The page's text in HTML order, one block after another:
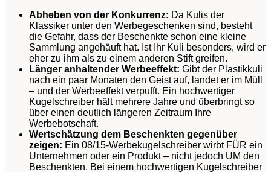
Abheben von der Konkurrenz: Da Kulis der
Klassiker unter den Werbegeschenken sind, besteht
die Gefahr, dass der Beschenkte schon eine kleine
Sammlung angehäuft hat. Ist Ihr Kuli besonders, wird er
eher zu ihm als zu einem anderen Stift greifen.
Länger anhaltender Werbeeffekt: Gibt der Plastikkuli
nach ein paar Monaten den Geist auf, landet er im Müll
– und der Werbeeffekt verpufft. Ein hochwertiger
Kugelschreiber hält mehrere Jahre und überbringt so
über einen deutlich längeren Zeitraum Ihre
Werbebotschaft.
Wertschätzung dem Beschenkten gegenüber
zeigen: Ein 08/15-Werbekugelschreiber wirbt FÜR ein
Unternehmen oder ein Produkt – nicht jedoch UM den
Beschenkten. Bei einem hochwertigen Kugelschreiber